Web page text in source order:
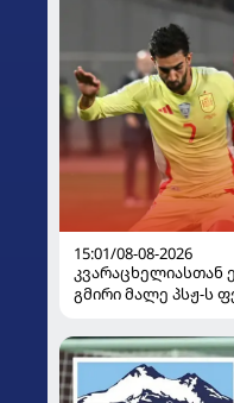
15:01/08-08-2026
კვარაცხელიასთან
გმირი მალე პსჟ-ს